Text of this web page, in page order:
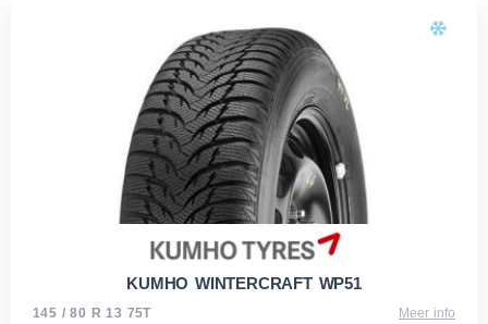
KUMHO WINTERCRAFT WP51
145 / 80 R 13 75T Meer info